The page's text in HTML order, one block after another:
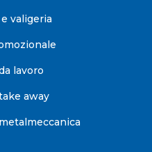
valigeria
lavoro
away